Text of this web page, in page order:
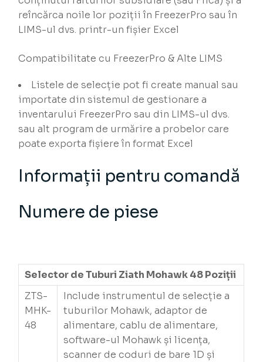
reîncărca noile lor poziții în FreezerPro sau în
LIMS-ul dvs. printr-un fișier Excel
Compatibilitate cu FreezerPro & Alte LIMS
Listele de selecție pot fi create manual sau
importate din sistemul de gestionare a
inventarului FreezerPro sau din LIMS-ul dvs.
sau alt program de urmărire a probelor care
poate exporta fișiere în format Excel
Informații pentru comandă
Numere de piese
Selector de Tuburi Ziath Mohawk 48 Poziții
ZTS-
MHK-
48
Include instrumentul de selecție a
tuburilor Mohawk, adaptor de
alimentare, cablu de alimentare,
software-ul Mohawk și licența,
scanner de coduri de bare 1D și